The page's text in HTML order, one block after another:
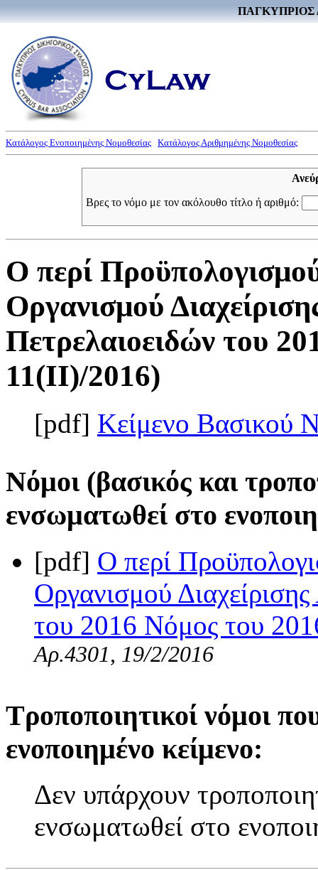
ΠΑΓΚΥΠΡΙΟΣ
Κατάλογος Ενοποιημένης Νομοθεσίας Κατάλογος Αριθμημένης Νομοθεσίας
Βρες το νόμο με τον ακόλουθο τίτλο ή αριθμό:
Ο περί
Οργανισμού
Πετρελαιοειδών του
11(II)/2016)
[pdf] Κείμενο Βασικού
Νόμοι (βασικός και
ενσωματωθεί στο
[pdf] Ο περί
Οργανισμού
του 2016 Νόμος του
Αρ.4301, 19/2/2016
Τροποποιητικοί νόμοι
ενοποιημένο κείμενο:
Δεν υπάρχουν
ενσωματωθεί στο